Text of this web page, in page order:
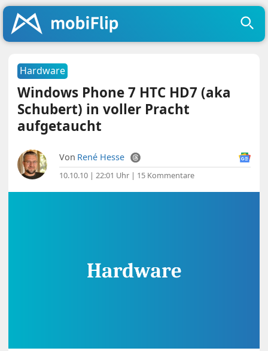
Hardware
Windows Phone 7 HTC HD7 (aka
Schubert) in voller Pracht
aufgetaucht
Von René Hesse
10.10.10 | 22:01 Uhr | 15 Kommentare